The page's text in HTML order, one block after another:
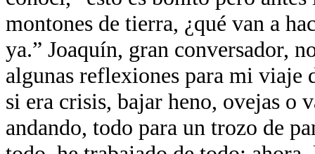
montones de tierra, ¿qué van a
ya.” Joaquín, gran conversador,
algunas reflexiones para mi viaje
si era crisis, bajar heno, ovejas o
andando, todo para un trozo de